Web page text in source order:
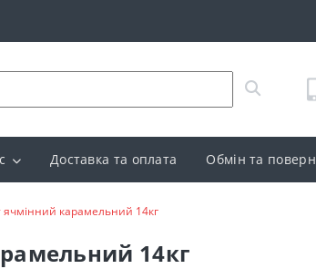
Доставка та оплата Обмін та
ячмінний карамельний 14кг
14кг